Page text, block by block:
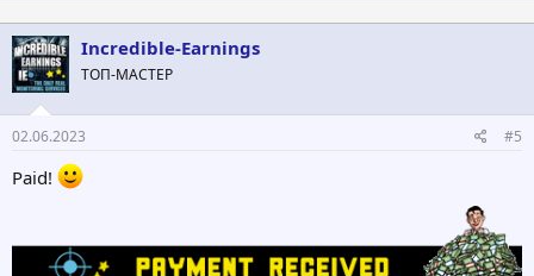
Incredible-Earnings
ТОП-МАСТЕР
02.06.2023 #5
Paid!